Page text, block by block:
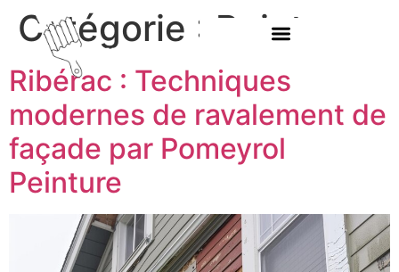
Catégorie : Peinture
Ribérac : Techniques
modernes de ravalement de
façade par Pomeyrol
Peinture